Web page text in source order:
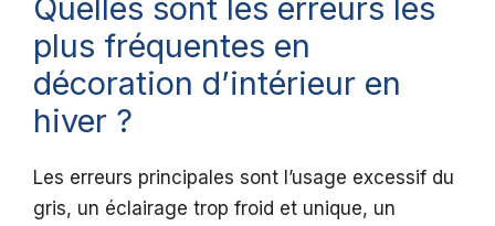
Quelles sont les erreurs les
plus fréquentes en
décoration d’intérieur en
hiver ?
Les erreurs principales sont l’usage excessif du
gris, un éclairage trop froid et unique, un